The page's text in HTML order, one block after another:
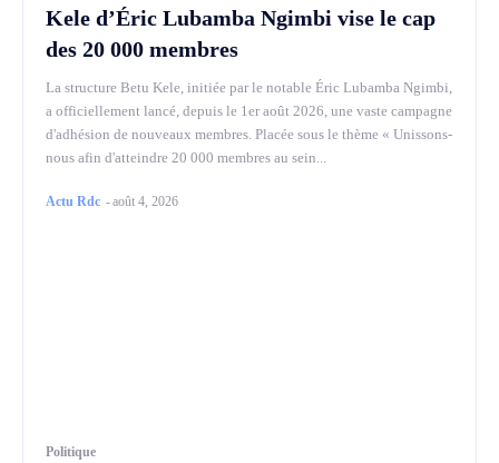
Kele d’Éric Lubamba Ngimbi vise le cap
des 20 000 membres
La structure Betu Kele, initiée par le notable Éric Lubamba Ngimbi,
a officiellement lancé, depuis le 1er août 2026, une vaste campagne
d'adhésion de nouveaux membres. Placée sous le thème « Unissons-
nous afin d'atteindre 20 000 membres au sein...
Actu Rdc -août 4, 2026
Politique